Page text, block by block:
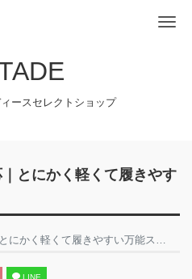
ースセレクトショップ
とにかく軽くて履きやす
く軽くて履きやすい万能スニーカー
LINE